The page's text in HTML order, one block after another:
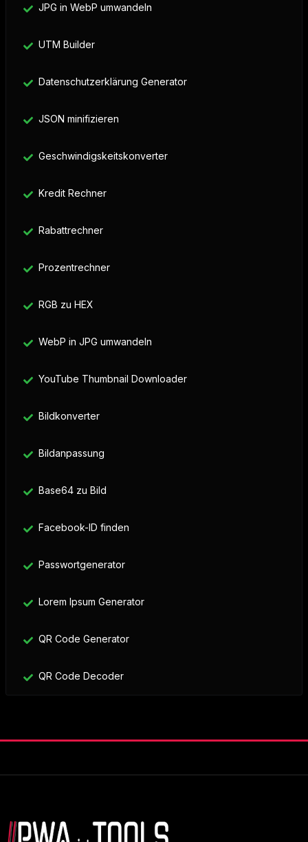
JPG in WebP umwandeln
UTM Builder
Datenschutzerklärung Generator
JSON minifizieren
Geschwindigskeitskonverter
Kredit Rechner
Rabattrechner
Prozentrechner
RGB zu HEX
WebP in JPG umwandeln
YouTube Thumbnail Downloader
Bildkonverter
Bildanpassung
Base64 zu Bild
Facebook-ID finden
Passwortgenerator
Lorem Ipsum Generator
QR Code Generator
QR Code Decoder